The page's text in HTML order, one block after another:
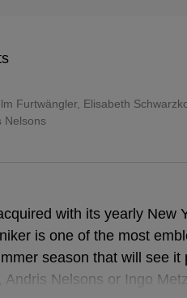
Furtwängler, Elisabeth
Nelsons
with its yearly New
is one of the most
season that will see it
Nelsons or Ingo